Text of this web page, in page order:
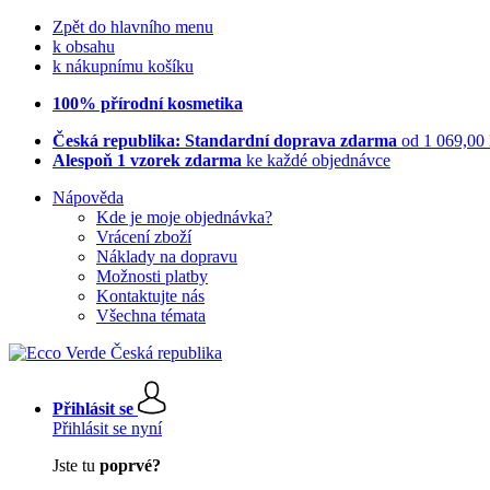
Zpět do hlavního menu
k obsahu
k nákupnímu košíku
100% přírodní kosmetika
Česká republika: Standardní doprava zdarma od 1 069,00
Alespoň 1 vzorek zdarma ke každé objednávce
Nápověda
Kde je moje objednávka?
Vrácení zboží
Náklady na dopravu
Možnosti platby
Kontaktujte nás
Všechna témata
Přihlásit se
Přihlásit se nyní
Jste tu poprvé?